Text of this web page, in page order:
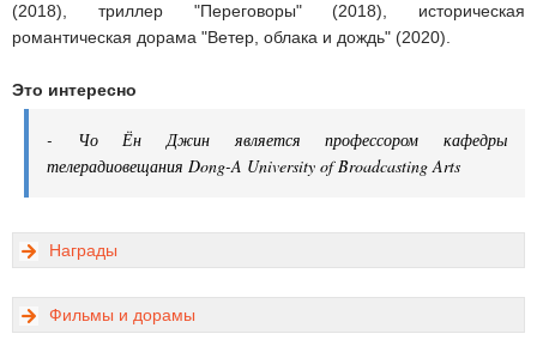
(2018), триллер "Переговоры" (2018), историческая
романтическая дорама "Ветер, облака и дождь" (2020).
Это интересно
- Чо Ён Джин является профессором кафедры
телерадиовещания Dong-A University of Broadcasting Arts
Награды
Фильмы и дорамы